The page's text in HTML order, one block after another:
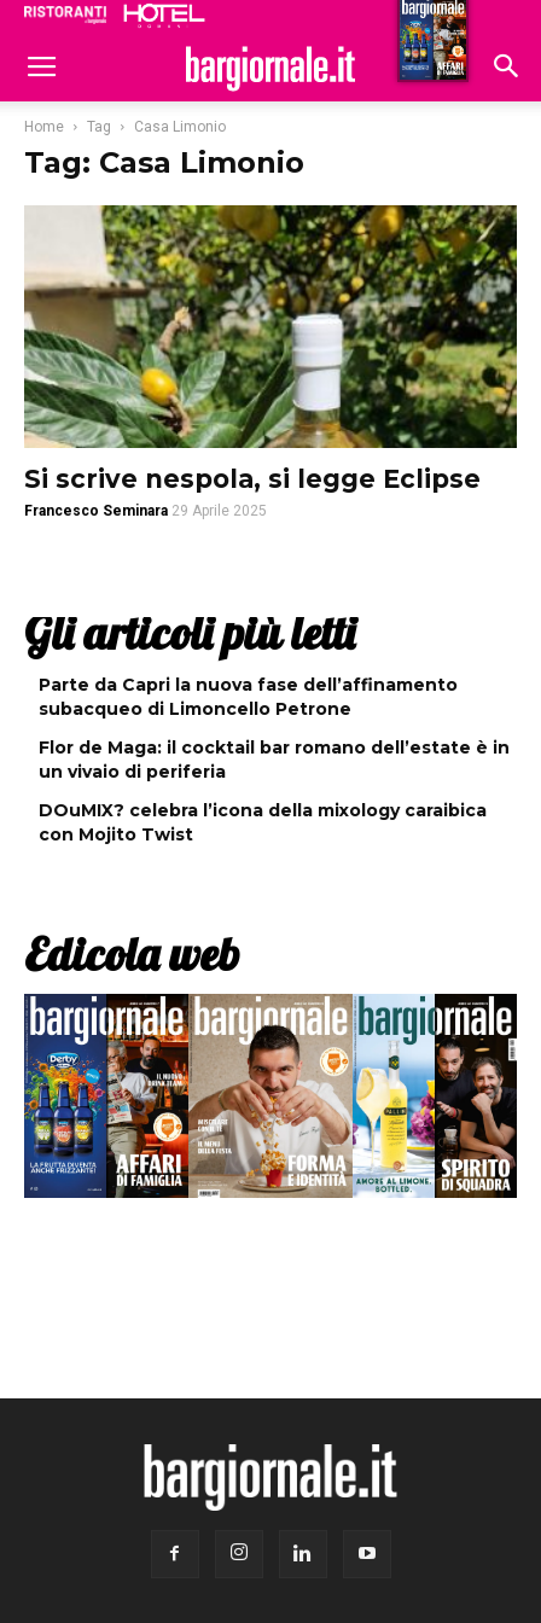
Hoteldomani
Home Tag Casa Limonio
Tag: Casa Limonio
Si scrive nespola, si legge Eclipse
Francesco Seminara 29 Aprile 2025
Gli articoli più letti
Parte da Capri la nuova fase dell’affinamento
subacqueo di Limoncello Petrone
Flor de Maga: il cocktail bar romano dell’estate è in
un vivaio di periferia
DOuMIX? celebra l’icona della mixology caraibica
con Mojito Twist
Edicola web